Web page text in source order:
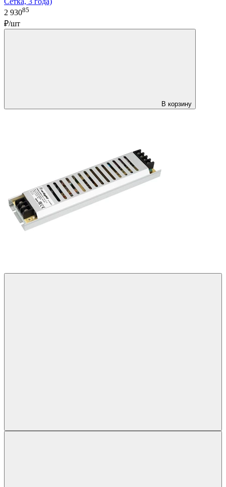
2 93085
₽/шт
В корзину